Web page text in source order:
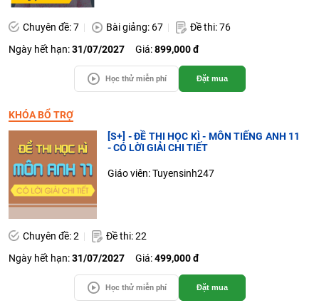
Chuyên đề: 7 Bài giảng: 67
Đề thi: 76
Ngày hết hạn:31/07/2027 Giá:899,000 đ
Học thử miễn phí Đặt mua
KHÓA BỔ TRỢ
[S+] - ĐỀ THI HỌC KÌ - MÔN TIẾNG ANH 11
- CÓ LỜI GIẢI CHI TIẾT
Giáo viên: Tuyensinh247
Chuyên đề: 2
Đề thi: 22
Ngày hết hạn:31/07/2027 Giá:499,000 đ
Học thử miễn phí Đặt mua